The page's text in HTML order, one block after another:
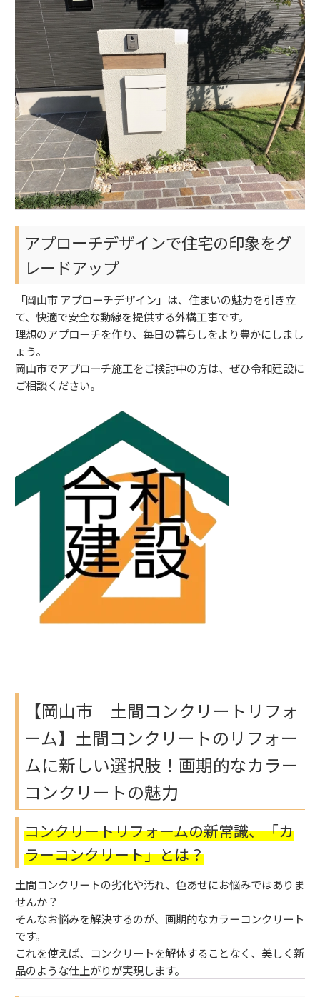
アプローチデザインで住宅の印象をグ
レードアップ
「岡山市 アプローチデザイン」は、住まいの魅力を引き立
て、快適で安全な動線を提供する外構工事です。
理想のアプローチを作り、毎日の暮らしをより豊かにしまし
ょう。
岡山市でアプローチ施工をご検討中の方は、ぜひ令和建設に
ご相談ください。
【岡山市 土間コンクリートリフォ
ーム】土間コンクリートのリフォー
ムに新しい選択肢！画期的なカラー
コンクリートの魅力
コンクリートリフォームの新常識、「カ
ラーコンクリート」とは？
土間コンクリートの劣化や汚れ、色あせにお悩みではありま
せんか？
そんなお悩みを解決するのが、画期的なカラーコンクリート
です。
これを使えば、 コンクリートを解体することなく 、美しく新
品のような仕上がりが実現します。